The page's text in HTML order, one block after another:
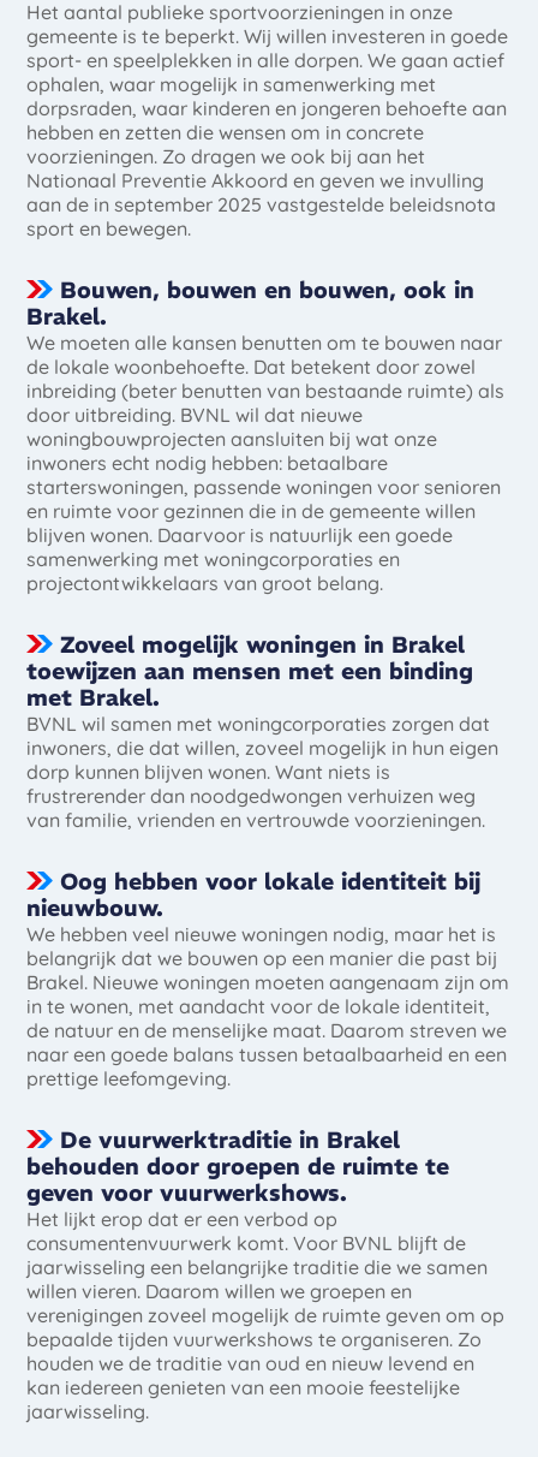
Het aantal publieke sportvoorzieningen in onze
gemeente is te beperkt. Wij willen investeren in goede
sport- en speelplekken in alle dorpen. We gaan actief
ophalen, waar mogelijk in samenwerking met
dorpsraden, waar kinderen en jongeren behoefte aan
hebben en zetten die wensen om in concrete
voorzieningen. Zo dragen we ook bij aan het
Nationaal Preventie Akkoord en geven we invulling
aan de in september 2025 vastgestelde beleidsnota
sport en bewegen.
Bouwen, bouwen en bouwen, ook in
Brakel.
We moeten alle kansen benutten om te bouwen naar
de lokale woonbehoefte. Dat betekent door zowel
inbreiding (beter benutten van bestaande ruimte) als
door uitbreiding. BVNL wil dat nieuwe
woningbouwprojecten aansluiten bij wat onze
inwoners echt nodig hebben: betaalbare
starterswoningen, passende woningen voor senioren
en ruimte voor gezinnen die in de gemeente willen
blijven wonen. Daarvoor is natuurlijk een goede
samenwerking met woningcorporaties en
projectontwikkelaars van groot belang.
Zoveel mogelijk woningen in Brakel
toewijzen aan mensen met een binding
met Brakel.
BVNL wil samen met woningcorporaties zorgen dat
inwoners, die dat willen, zoveel mogelijk in hun eigen
dorp kunnen blijven wonen. Want niets is
frustrerender dan noodgedwongen verhuizen weg
van familie, vrienden en vertrouwde voorzieningen.
Oog hebben voor lokale identiteit bij
nieuwbouw.
We hebben veel nieuwe woningen nodig, maar het is
belangrijk dat we bouwen op een manier die past bij
Brakel. Nieuwe woningen moeten aangenaam zijn om
in te wonen, met aandacht voor de lokale identiteit,
de natuur en de menselijke maat. Daarom streven we
naar een goede balans tussen betaalbaarheid en een
prettige leefomgeving.
De vuurwerktraditie in Brakel
behouden door groepen de ruimte te
geven voor vuurwerkshows.
Het lijkt erop dat er een verbod op
consumentenvuurwerk komt. Voor BVNL blijft de
jaarwisseling een belangrijke traditie die we samen
willen vieren. Daarom willen we groepen en
verenigingen zoveel mogelijk de ruimte geven om op
bepaalde tijden vuurwerkshows te organiseren. Zo
houden we de traditie van oud en nieuw levend en
kan iedereen genieten van een mooie feestelijke
jaarwisseling.